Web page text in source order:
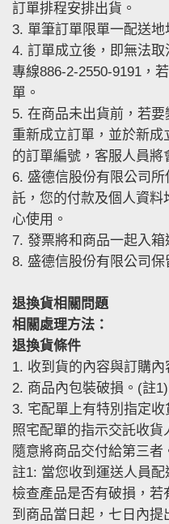
訂單排程安排出貨。
3. 單筆訂單限單一配送地
4. 訂單成立後，即無法
專線886-2-2550-9191，
單。
5. 在商品未出貨前，若
重新成立訂單，並於新
的訂單編號，客服人員將
6. 盛德信股份有限公司
託，您的付款及個人資
心使用。
7. 發票將和商品一起入箱
8. 盛德信股份有限公司保
退換貨相關問題
相關處理方法：
退換貨條件
1. 收到貨的內容與訂購
2. 商品內包裝破損。(註1)
3. 宅配單上有特別指定
照宅配單的指示交託收貨
隨意將商品交付給第三者
註1: 當您收到運送人員
檢查產品是否有破損，
到商品當日起，七日內